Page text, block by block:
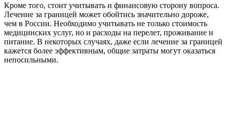
Кроме того, стоит учитывать и финансовую сторону вопроса.
Лечение за границей может обойтись значительно дороже,
чем в России. Необходимо учитывать не только стоимость
медицинских услуг, но и расходы на перелет, проживание и
питание. В некоторых случаях, даже если лечение за границей
кажется более эффективным, общие затраты могут оказаться
непосильными.